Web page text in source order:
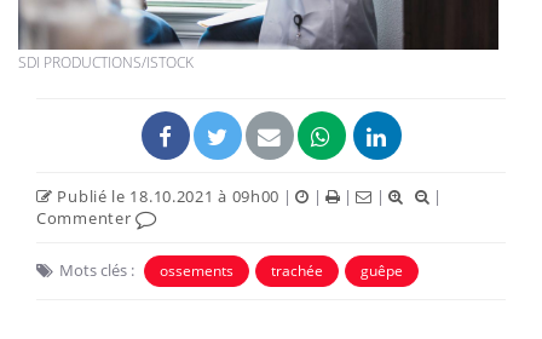
SDI PRODUCTIONS/ISTOCK
Publié le 18.10.2021 à 09h00 | | | |
|
Commenter
Mots clés : ossements trachée guêpe